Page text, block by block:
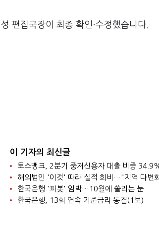
편집국장이 최종 확인·수정했습니다.
이 기자의 최신글
토스뱅크, 2분기 중저신용자 대출 비중
해외법인 '이것' 따라 실적 희비…"지역 다변
한국은행 '피봇' 임박…10월에 쏠리는 눈
한국은행, 13회 연속 기준금리 동결(1보)